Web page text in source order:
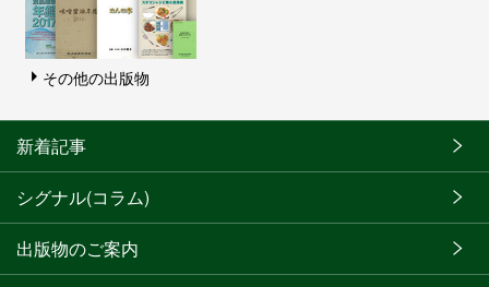
その他の出版物
新着記事
シグナル(コラム)
出版物のご案内